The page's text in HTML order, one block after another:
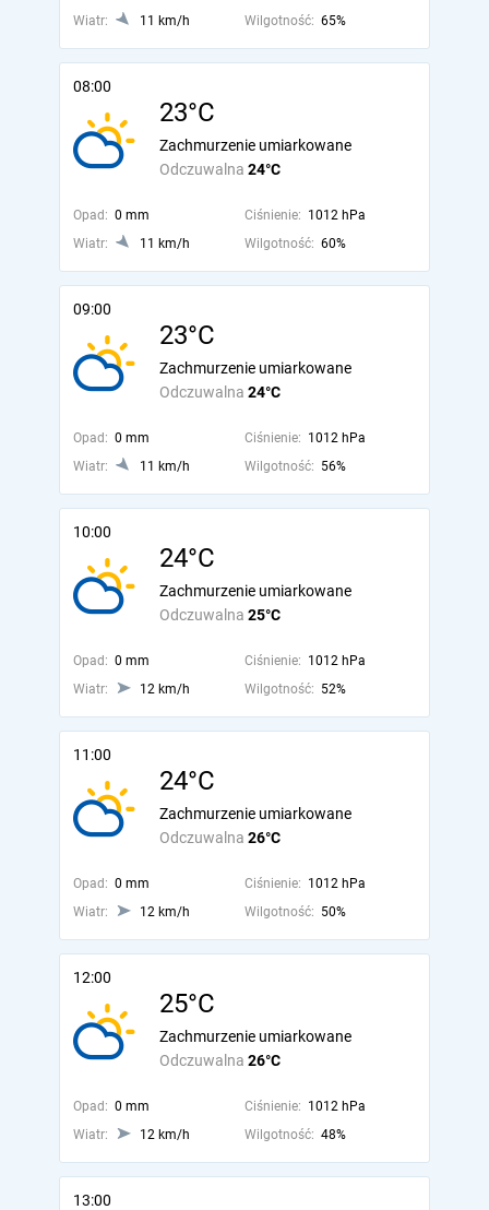
Wiatr: 11 km/h Wilgotność: 65%
08:00
23°C
Odczuwalna 24°C
Zachmurzenie umiarkowane
Opad: 0 mm Ciśnienie: 1012 hPa
Wiatr:
11 km/h Wilgotność: 60%
09:00
23°C
Odczuwalna 24°C
Zachmurzenie umiarkowane
Opad: 0 mm Ciśnienie: 1012 hPa
Wiatr:
11 km/h Wilgotność: 56%
10:00
24°C
Odczuwalna 25°C
Zachmurzenie umiarkowane
Opad: 0 mm Ciśnienie: 1012 hPa
Wiatr:
12 km/h Wilgotność: 52%
11:00
24°C
Odczuwalna 26°C
Zachmurzenie umiarkowane
Opad: 0 mm Ciśnienie: 1012 hPa
Wiatr:
12 km/h Wilgotność: 50%
12:00
25°C
Odczuwalna 26°C
Zachmurzenie umiarkowane
Opad: 0 mm Ciśnienie: 1012 hPa
Wiatr:
12 km/h Wilgotność: 48%
13:00